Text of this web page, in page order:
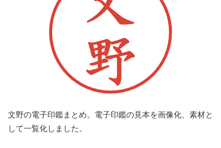
文野の電子印鑑まとめ。電子印鑑の見本を画像化、素材と
して一覧化しました。